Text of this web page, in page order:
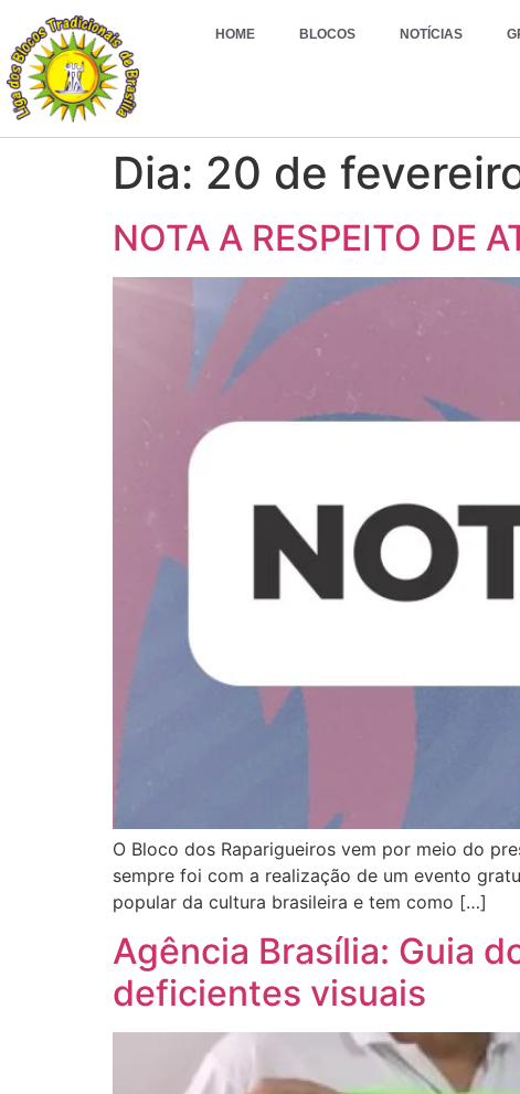
HOME BLOCOS NOTÍCIAS
Dia: 20 de
NOTA A RESPEITO DE
O Bloco dos Raparigueiros vem por meio do
sempre foi com a realização de um evento
popular da cultura brasileira e tem como […]
Agência Brasília: Guia
deficientes visuais